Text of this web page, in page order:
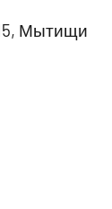
Мытищи